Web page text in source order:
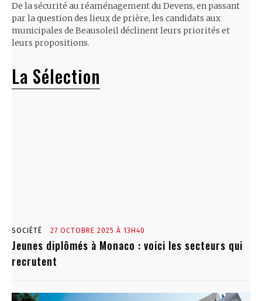
De la sécurité au réaménagement du Devens, en passant
par la question des lieux de prière, les candidats aux
municipales de Beausoleil déclinent leurs priorités et
leurs propositions.
La Sélection
SOCIÉTÉ 27 OCTOBRE 2025 À 13H40
Jeunes diplômés à Monaco : voici les secteurs qui
recrutent